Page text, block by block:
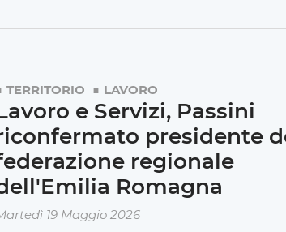
TERRITORIO LAVORO
e Servizi, Passini
presidente
regionale
Romagna
19 Maggio 2026